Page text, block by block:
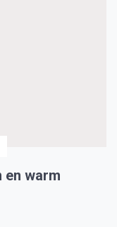
en warm